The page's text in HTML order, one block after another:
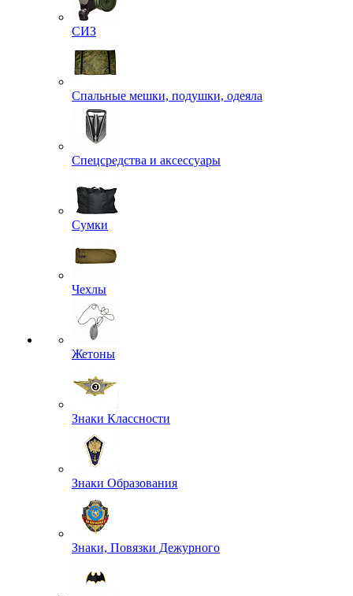
СИЗ
Спальные мешки, подушки, одеяла
Спецсредства и аксессуары
Сумки
Чехлы
Жетоны
Знаки Классности
Знаки Образования
Знаки, Повязки Дежурного